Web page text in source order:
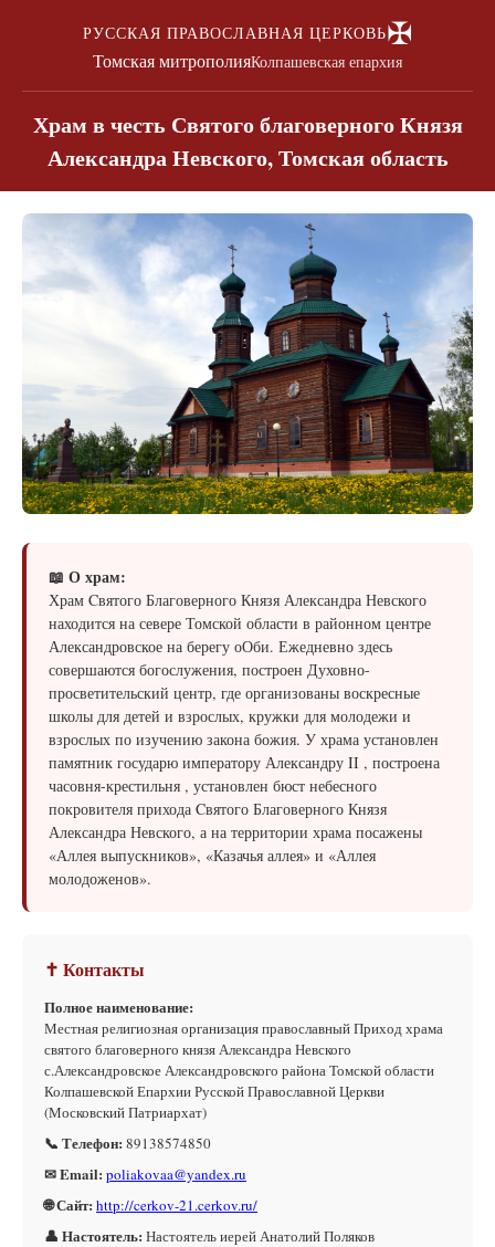
РУССКАЯ ПРАВОСЛАВНАЯ ЦЕРКОВЬ✠
Томская митрополияКолпашевская епархия
Храм в честь Святого благоверного Князя
Александра Невского, Томская область
📖 О храм:
Храм Cвятого Благоверного Князя Александра Невского
находится на севере Томской области в районном центре
Александровское на берегу оОби. Ежедневно здесь
совершаются богослужения, построен Духовно-
просветительский центр, где организованы воскресные
школы для детей и взрослых, кружки для молодежи и
взрослых по изучению закона божия. У храма установлен
памятник государю императору Александру II , построена
часовня-крестильня , установлен бюст небесного
покровителя прихода Cвятого Благоверного Князя
Александра Невского, а на территории храма посажены
«Аллея выпускников», «Казачья аллея» и «Аллея
молодоженов».
✝ Контакты
Полное наименование:
Местная религиозная организация православный Приход храма
святого благоверного князя Александра Невского
с.Александровское Александровского района Томской области
Колпашевской Епархии Русской Православной Церкви
(Московский Патриархат)
📞 Телефон: 89138574850
✉ Email: poliakovaa@yandex.ru
🌐 Сайт: http://cerkov-21.cerkov.ru/
👤 Настоятель: Настоятель иерей Анатолий Поляков